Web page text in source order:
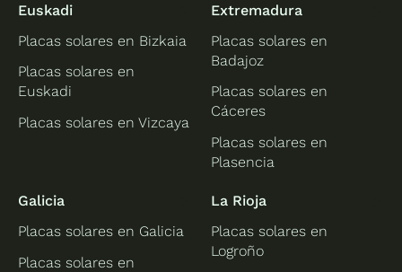
Euskadi
Placas solares en Bizkaia
Placas solares en
Euskadi
Placas solares en Vizcaya
Extremadura
Placas solares en
Badajoz
Placas solares en
Cáceres
Placas solares en
Plasencia
Galicia
Placas solares en Galicia
Placas solares en
La Rioja
Placas solares en
Logroño